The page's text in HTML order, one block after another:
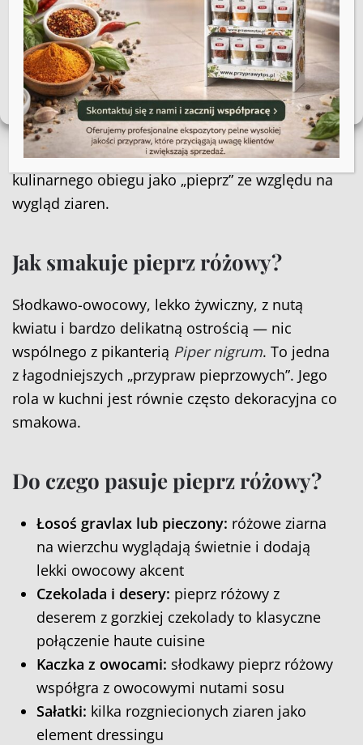
Akceptuję
Zobacz preferencje
Polityka plików cookiesRegulamin sklepu
pistacji niż czarnego pieprzu. Dlatego osoby
uczulone na orzechy nerkowca powinny
zachować ostrożność przy spożywaniu pieprzu
różowego.
To nie jest wada — to po prostu inna roślina z
innym profilem smakowym, która trafiła do
kulinarnego obiegu jako „pieprz” ze względu na
wygląd ziaren.
Jak smakuje pieprz różowy?
Słodkawo-owocowy, lekko żywiczny, z nutą
kwiatu i bardzo delikatną ostrością — nic
wspólnego z pikanterią Piper nigrum. To jedna
z łagodniejszych „przypraw pieprzowych”. Jego
rola w kuchni jest równie często dekoracyjna co
smakowa.
Do czego pasuje pieprz różowy?
Łosoś gravlax lub pieczony: różowe ziarna
na wierzchu wyglądają świetnie i dodają
lekki owocowy akcent
Czekolada i desery: pieprz różowy z
deserem z gorzkiej czekolady to klasyczne
połączenie haute cuisine
Kaczka z owocami: słodkawy pieprz różowy
współgra z owocowymi nutami sosu
Sałatki: kilka rozgniecionych ziaren jako
element dressingu